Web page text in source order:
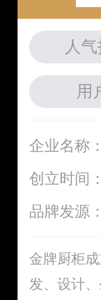
人
用
企业名称：
创立时间：
品牌发源：
金牌厨柜
发、设计